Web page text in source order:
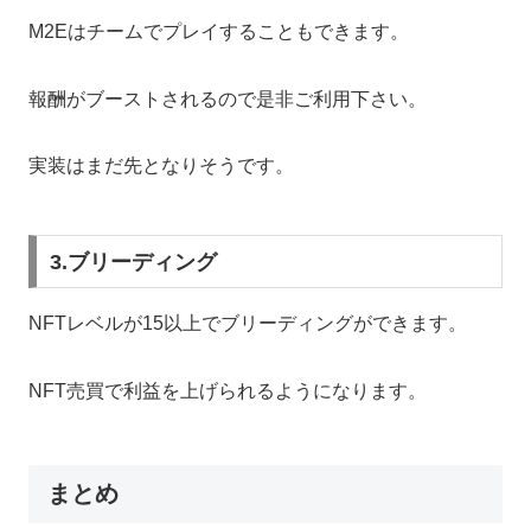
M2Eはチームでプレイすることもできます。
報酬がブーストされるので是非ご利用下さい。
実装はまだ先となりそうです。
3.ブリーディング
NFTレベルが15以上でブリーディングができます。
NFT売買で利益を上げられるようになります。
まとめ